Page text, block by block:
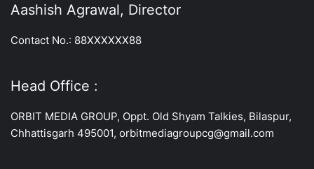
Aashish Agrawal, Director
Contact No.: 88XXXXXX88
Head Office :
ORBIT MEDIA GROUP, Oppt. Old Shyam Talkies, Bilaspur,
Chhattisgarh 495001, orbitmediagroupcg@gmail.com